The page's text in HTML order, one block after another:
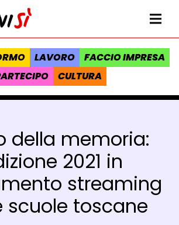
- Progetto della Regione Toscana
LAVORO
FACCIO IMPRESA
CULTURA
della memoria:
2021 in
streaming
scuole toscane